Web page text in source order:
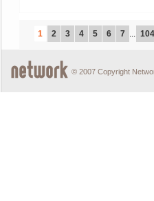
1 2 3 4 5 6 7 ... 104
© 2007 Copyright